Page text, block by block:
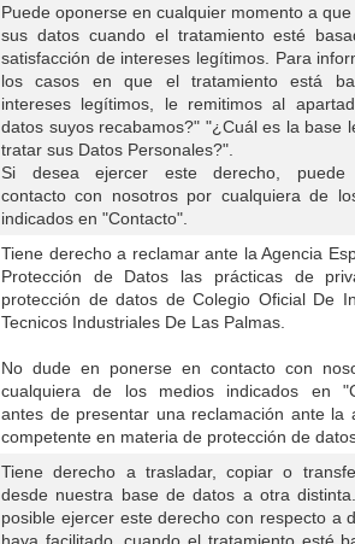
Puede oponerse en cualquier momento a
sus datos cuando el tratamiento esté
satisfacción de intereses legítimos. Para
los casos en que el tratamiento está
intereses legítimos, le remitimos al
datos suyos recabamos?" "¿Cuál es la base
tratar sus Datos Personales?".
Si desea ejercer este derecho, puede
contacto con nosotros por cualquiera de
indicados en "Contacto".
Tiene derecho a reclamar ante la Agencia
Protección de Datos las prácticas de
protección de datos deColegio Oficial De
Tecnicos Industriales De Las Palmas
No dude en ponerse en contacto con
cualquiera de los medios indicados en
antes de presentar una reclamación ante la
competente en materia de protección de
Tiene derecho a trasladar, copiar o
desde nuestra base de datos a otra
posible ejercer este derecho con respecto a